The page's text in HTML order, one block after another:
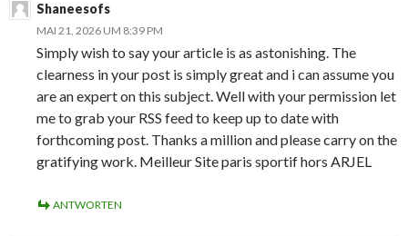
Shaneesofs
MAI 21, 2026 UM 8:39 PM
Simply wish to say your article is as astonishing. The
clearness in your post is simply great and i can assume you
are an expert on this subject. Well with your permission let
me to grab your RSS feed to keep up to date with
forthcoming post. Thanks a million and please carry on the
gratifying work. Meilleur Site paris sportif hors ARJEL
ANTWORTEN